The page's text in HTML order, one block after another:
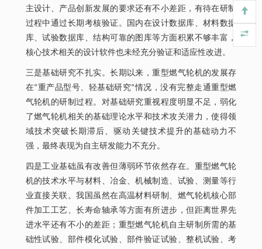
主设计、产品创新发展的要求还有不小差距，有待在研制
过程中通过长期考核验证。国内在设计数据库、材料数据
库、试验数据库、结构可靠的图库等方面积累不够丰富，
核心技术相关的设计软件也未经充分验证和适应性改进。
三是基础研究不扎实。长期以来，重型燃气轮机的发展存
在“重产品型号、轻基础研究”情况，没有完整走通重型燃
气轮机的研制过程。对基础研究重视程度明显不足，弱化
了燃气轮机相关的基础理论水平和技术攻关潜力，使得领
域技术突破长期滞后、驱动关键技术提升的基础动力不
强，最终表现为自主研发能力不充分。
四是工业基础虽有改善但薄弱环节依然存在。重型燃气轮
机的技术水平与材料、冶金、机械制造、试验、测量等行
业直接关联。我国虽然在高温材料研制、燃气轮机核心部
件加工工艺、长寿命轴承等方面有所进步，但距离世界先
进水平还有不小的差距；重型燃气轮机自主研制所需的基
础性试验、部件模化试验、部件验证试验、整机试验、考